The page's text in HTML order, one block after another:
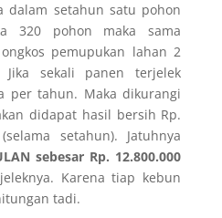
dalam setahun satu pohon
320 pohon maka sama
pemupukan lahan 2
sekali panen terjelek
per tahun. Maka dikurangi
didapat hasil bersih Rp.
setahun). Jatuhnya
sebesar Rp. 12.800.000
Karena tiap kebun
tadi.